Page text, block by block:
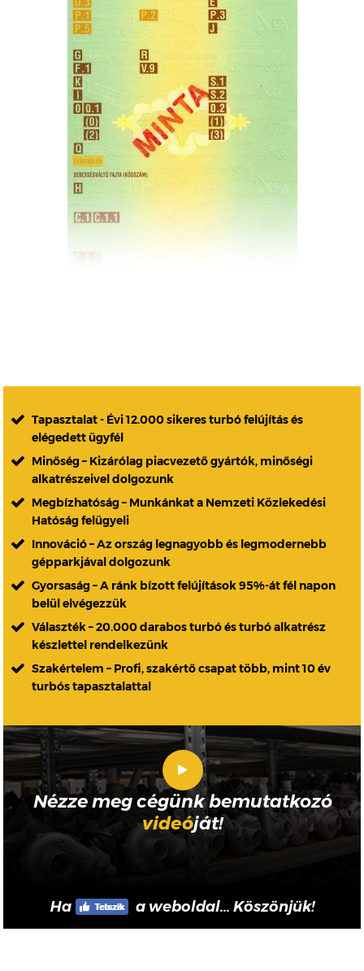
Tapasztalat - Évi 12.000 sikeres turbó felújítás és
elégedett ügyfél
Minőség – Kizárólag piacvezető gyártók, minőségi
alkatrészeivel dolgozunk
Megbízhatóság – Munkánkat a Nemzeti Közlekedési
Hatóság felügyeli
Innováció – Az ország legnagyobb és legmodernebb
gépparkjával dolgozunk
Gyorsaság – A ránk bízott felújítások 95%-át fél napon
belül elvégezzük
Választék – 20.000 darabos turbó és turbó alkatrész
készlettel rendelkezünk
Szakértelem – Profi, szakértő csapat több, mint 10 év
turbós tapasztalattal
Nézze meg cégünk bemutatkozó
videóját!
Ha a weboldal... Köszönjük!